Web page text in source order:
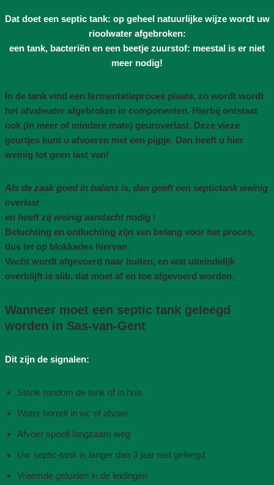
Dat doet een septic tank: op geheel natuurlijke wijze wordt uw
rioolwater afgebroken:
een tank, bacteriën en een beetje zuurstof: meestal is er niet
meer nodig!
In de tank vind een fermentatieproces plaats, zo wordt wordt
het afvalwater afgebroken in componenten. Hierbij ontstaat
ook (in meer of mindere mate) geuroverlast. Deze vieze
geurtjes kunt u afvoeren met een pijpje. Dan heeft u hier
weinig tot geen last van!
Als de zaak goed in balans is, dan geeft een septictank weinig
overlast
en heeft zij weinig aandacht nodig !
Beluchting en ontluchting zijn van belang voor het proces,
dus let op blokkades hiervan.
Vocht wordt afgevoerd naar buiten, en wat uiteindelijk
overblijft is slib, dat moet af en toe afgevoerd worden.
Wanneer moet een septic tank geleegd
worden in Sas-van-Gent
Dit zijn de signalen:
Stank rondom de tank of in huis
Water borrelt in wc of afvoer
Afvoer spoelt langzaam weg
Uw septic-tank is langer dan 3 jaar niet geleegd
Vreemde geluiden in de leidingen